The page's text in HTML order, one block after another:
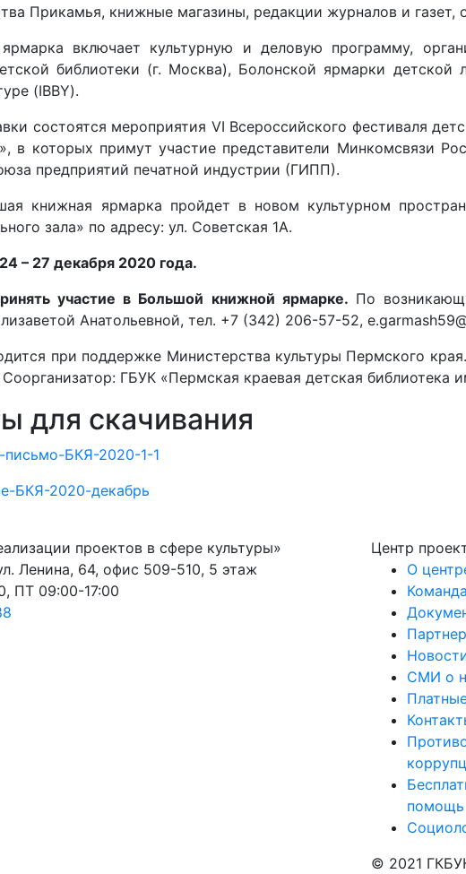
Прикамья, книжные магазины, редакции журналов и газет,
включает культурную и деловую программу,
библиотеки (г. Москва), Болонской ярмарки
(IBBY).
состоятся мероприятия VI Всероссийского фестиваля
в которых примут участие представители Минкомсвязи
предприятий печатной индустрии (ГИПП).
книжная ярмарка пройдет в новом культурном
зала» по адресу: ул. Советская 1А.
– 27 декабря 2020 года.
участие в Большой книжной ярмарке. По
Анатольевной, тел. +7 (342) 206-57-52,
при поддержке Министерства культуры Пермского
ГБУК «Пермская краевая детская библиотека
для скачивания
БКЯ-2020-1-1
БКЯ-2020-декабрь
проектов в сфере культуры»
Ленина, 64, офис 509-510, 5 этаж
ПТ 09:00-17:00
Центр
О
Команда
СМИ о
помощь
© 2021